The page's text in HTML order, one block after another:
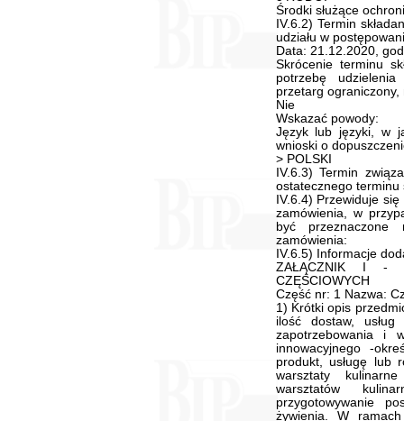
Środki służące
IV.6.2) Termin
udziału w
Data: 21.12.2020,
Skrócenie terminu
potrzebę
przetarg ograniczony,
Nie
Wskazać powody:
Język lub języki, w
wnioski o
> POLSKI
IV.6.3) Termin
ostatecznego terminu
IV.6.4) Przewiduje
zamówienia, w
być przeznaczone
zamówienia:
IV.6.5) Informacje
ZAŁĄCZNIK I -
CZĘŚCIOWYCH
Część nr: 1 Nazwa:
1) Krótki opis
ilość dostaw,
zapotrzebowania i
innowacyjnego -
produkt, usługę lub
warsztaty
warsztatów
przygotowywanie
żywienia. W